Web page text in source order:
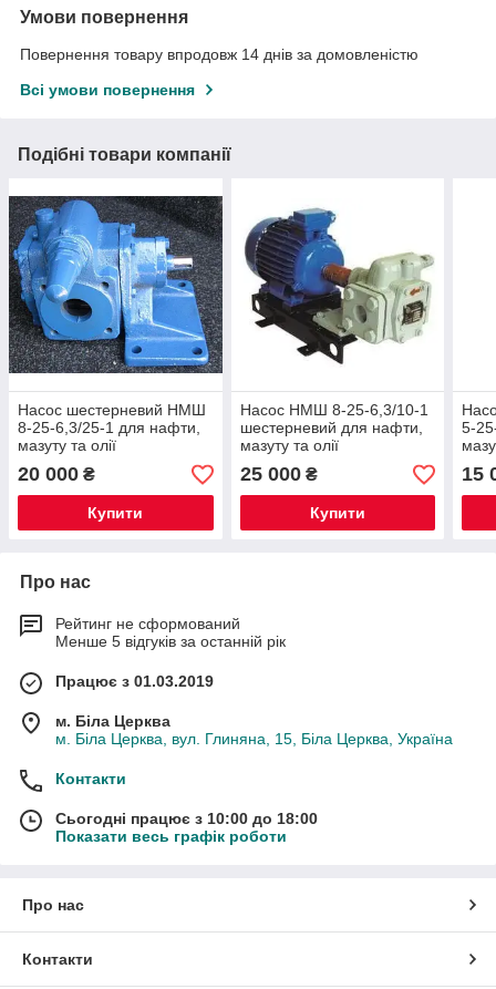
Умови повернення
Повернення товару впродовж 14 днів за домовленістю
Всі умови повернення
Подібні товари компанії
Насос шестерневий НМШ
8-25-6,3/25-1 для нафти,
мазуту та олії
20 000 ₴
Купити
Насос НМШ 8-25-6,3/10-1
шестерневий для нафти,
мазуту та олії
25 000₴
Купити
5-
15
Про нас
Рейтинг не сформований
Менше 5 відгуків за останній рік
Працює з 01.03.2019
м. Біла Церква
м. Біла Церква, вул. Глиняна, 15, Біла Церква, Україна
Контакти
Сьогодні працює з 10:00 до 18:00
Показати весь графік роботи
Про нас
Контакти